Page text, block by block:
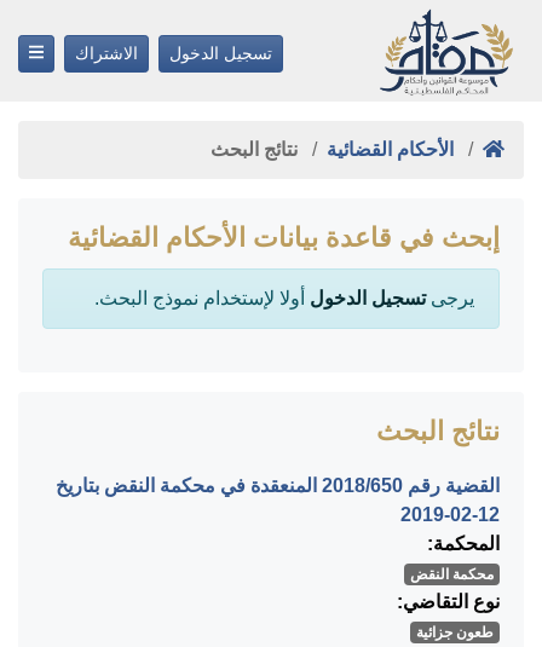
تسجيل الدخول الاشتراك
الأحكام القضائية نتائج البحث
إبحث في قاعدة بيانات الأحكام القضائية
يرجىتسجيل الدخول أولا لإستخدام نموذج البحث.
نتائج البحث
القضية رقم ‎650‏/‎2018‏ المنعقدة في محكمة النقض بتاريخ
‎2019-02-12‏
المحكمة:
محكمة النقض
نوع التقاضي:
طعون جزائية